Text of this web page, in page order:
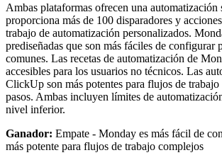
Ambas plataformas ofrecen una
proporciona más de 100 disparadores y
trabajo de automatización personalizados.
prediseñadas que son más fáciles de configurar
comunes. Las recetas de automatización de
accesibles para los usuarios no técnicos. Las
ClickUp son más potentes para flujos de
pasos. Ambas incluyen límites de
nivel inferior.
Ganador: Empate - Monday es más fácil de
más potente para flujos de trabajo complejos